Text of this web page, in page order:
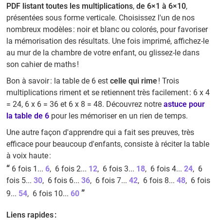
PDF listant toutes les multiplications,de 6×1 à 6×10,
présentées sous forme verticale. Choisissez l'un de nos
nombreux modèles : noir et blanc ou colorés, pour favoriser
la mémorisation des résultats. Une fois imprimé, affichez-le
au mur de la chambre de votre enfant, ou glissez-le dans
son cahier de maths !
Bon à savoir : la table de 6 estcelle qui rime! Trois
multiplications riment et se retiennent très facilement : 6 x 4
= 24, 6 x 6 = 36 et 6 x 8 = 48. Découvrez notreastuce pour
la table de 6 pour les mémoriser en un rien de temps.
Une autre façon d'apprendre qui a fait ses preuves, très
efficace pour beaucoup d'enfants, consiste à réciter la table
à voix haute :
“ 6 fois 1...6, 6 fois 2... 12, 6 fois 3... 18, 6 fois 4...24, 6
fois 5...30, 6 fois 6...36, 6 fois 7...42, 6 fois 8...48, 6 fois
9... 54, 6 fois 10...60 ”
Liens rapides :